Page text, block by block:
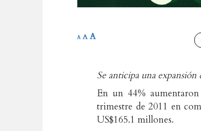
A A A
Se anticipa una
En un 44%
trimestre de 2011 en
US$165.1 millones.